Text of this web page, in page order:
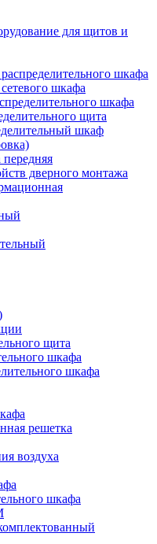
для щитов и
шкафа
шкафа
шкафа
щита
шкаф
дверного монтажа
щита
шкафа
шкафа
решетка
воздуха
шкафа